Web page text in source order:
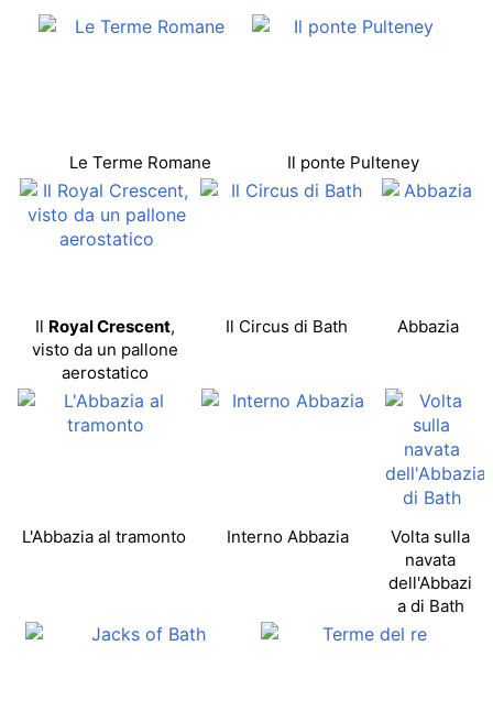
Le Terme Romane Il ponte Pulteney
Il Royal Crescent,
visto da un pallone
aerostatico
Il Circus di Bath Abbazia
L'Abbazia al tramonto Interno Abbazia
Volta sulla
navata
dell'Abbazi
a di Bath